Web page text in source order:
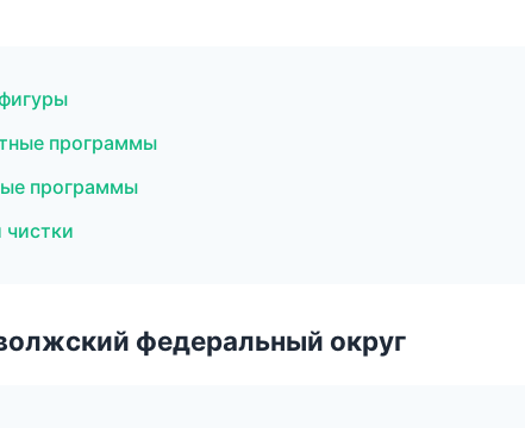
программы
программы
федеральный округ